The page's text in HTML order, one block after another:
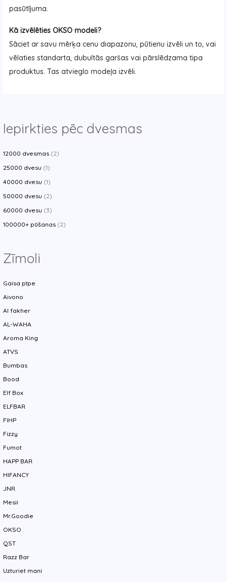
Iepirkties pēc dvesmas
12000 dvesmas (2)
25000 dvesu (1)
40000 dvesu (1)
50000 dvesu (2)
60000 dvesu (3)
100000+ pūšanas (2)
Zīmoli
Gaisa pīpe
Aivono
Al fakher
AL-WAHA
Aroma King
ATVS
Bumbas
Bood
Elf Box
ELFBAR
FIHP
Fizzy
Fumot
HAPP BAR
HIFANCY
JNR
Mesii
Mr.Goodie
OKSO
QST
Razz Bar
Uzturiet mani
pasūtījuma.
Kā izvēlēties OKSO modeli?
Sāciet ar savu mērķa cenu diapazonu, pūtienu izvēli un to, vai
vēlaties standarta, dubultās garšas vai pārslēdzama tipa
produktus. Tas atvieglo modeļa izvēli.